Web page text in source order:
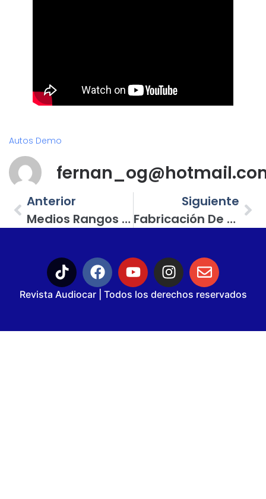
Autos Demo
Anterior
Medios Rangos Para Open Show Genius Audio En 8, 10 Y 12 Pulgadas
Siguiente
Fabricación De Postes «A» Para Medio-Rango Y Tweeter
Revista Audiocar | Todos los derechos reservados